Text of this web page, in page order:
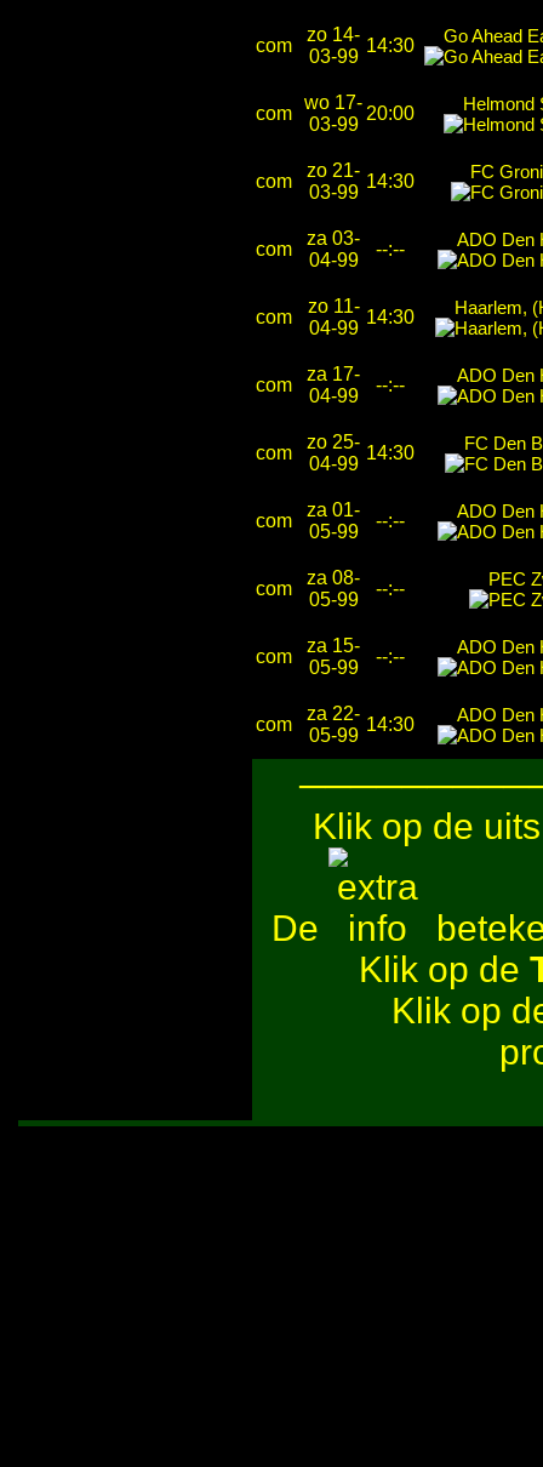
com
zo 14-
03-99
14:30 Go Ahead
com
wo 17-
03-99
20:00 Helmond
com
zo 21-
03-99
14:30 FC
com
za 03-
04-99
--:-- ADO Den
com
zo 11-
04-99
14:30 Haarlem,
com
za 17-
04-99
--:-- ADO Den
com
zo 25-
04-99
14:30 FC Den
com
za 01-
05-99
--:-- ADO Den
com
za 08-
05-99
--:-- PEC
com
za 15-
05-99
--:-- ADO Den
com
za 22-
05-99
14:30 ADO Den
Klik op de
De
Klik op de
Klik op